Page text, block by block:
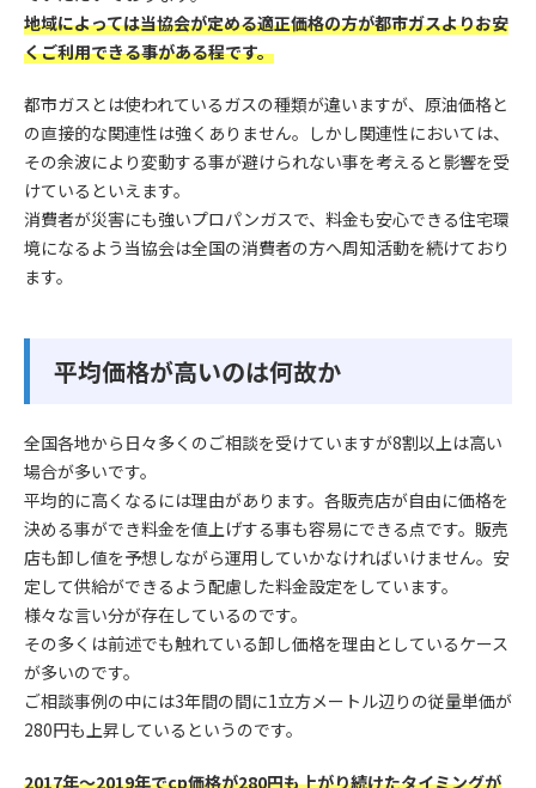
地域によっては当協会が定める適正価格の方が都市ガスよりお安
くご利用できる事がある程です。
都市ガスとは使われているガスの種類が違いますが、原油価格と
の直接的な関連性は強くありません。しかし関連性においては、
その余波により変動する事が避けられない事を考えると影響を受
けているといえます。
消費者が災害にも強いプロパンガスで、料金も安心できる住宅環
境になるよう当協会は全国の消費者の方へ周知活動を続けており
ます。
平均価格が高いのは何故か
全国各地から日々多くのご相談を受けていますが8割以上は高い
場合が多いです。
平均的に高くなるには理由があります。各販売店が自由に価格を
決める事ができ料金を値上げする事も容易にできる点です。販売
店も卸し値を予想しながら運用していかなければいけません。安
定して供給ができるよう配慮した料金設定をしています。
様々な言い分が存在しているのです。
その多くは前述でも触れている卸し価格を理由としているケース
が多いのです。
ご相談事例の中には3年間の間に1立方メートル辺りの従量単価が
280円も上昇しているというのです。
2017年～2019年でcp価格が280円も上がり続けたタイミングが